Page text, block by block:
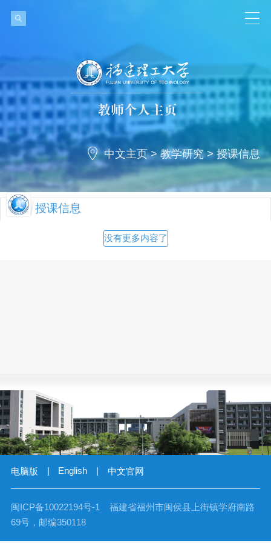
中文主页>教学研究>授课信息
授课信息
没有更多内容了
电脑版 English 中文官网
闽ICP备10022194号-1 福建省福州市闽侯县上街镇学府南路
69号，邮编350118